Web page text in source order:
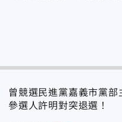
曾競選民進黨嘉義市黨
參選人許明對突退選！